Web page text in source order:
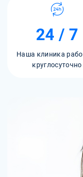
24 / 7
Наша клиника
круглосуточно